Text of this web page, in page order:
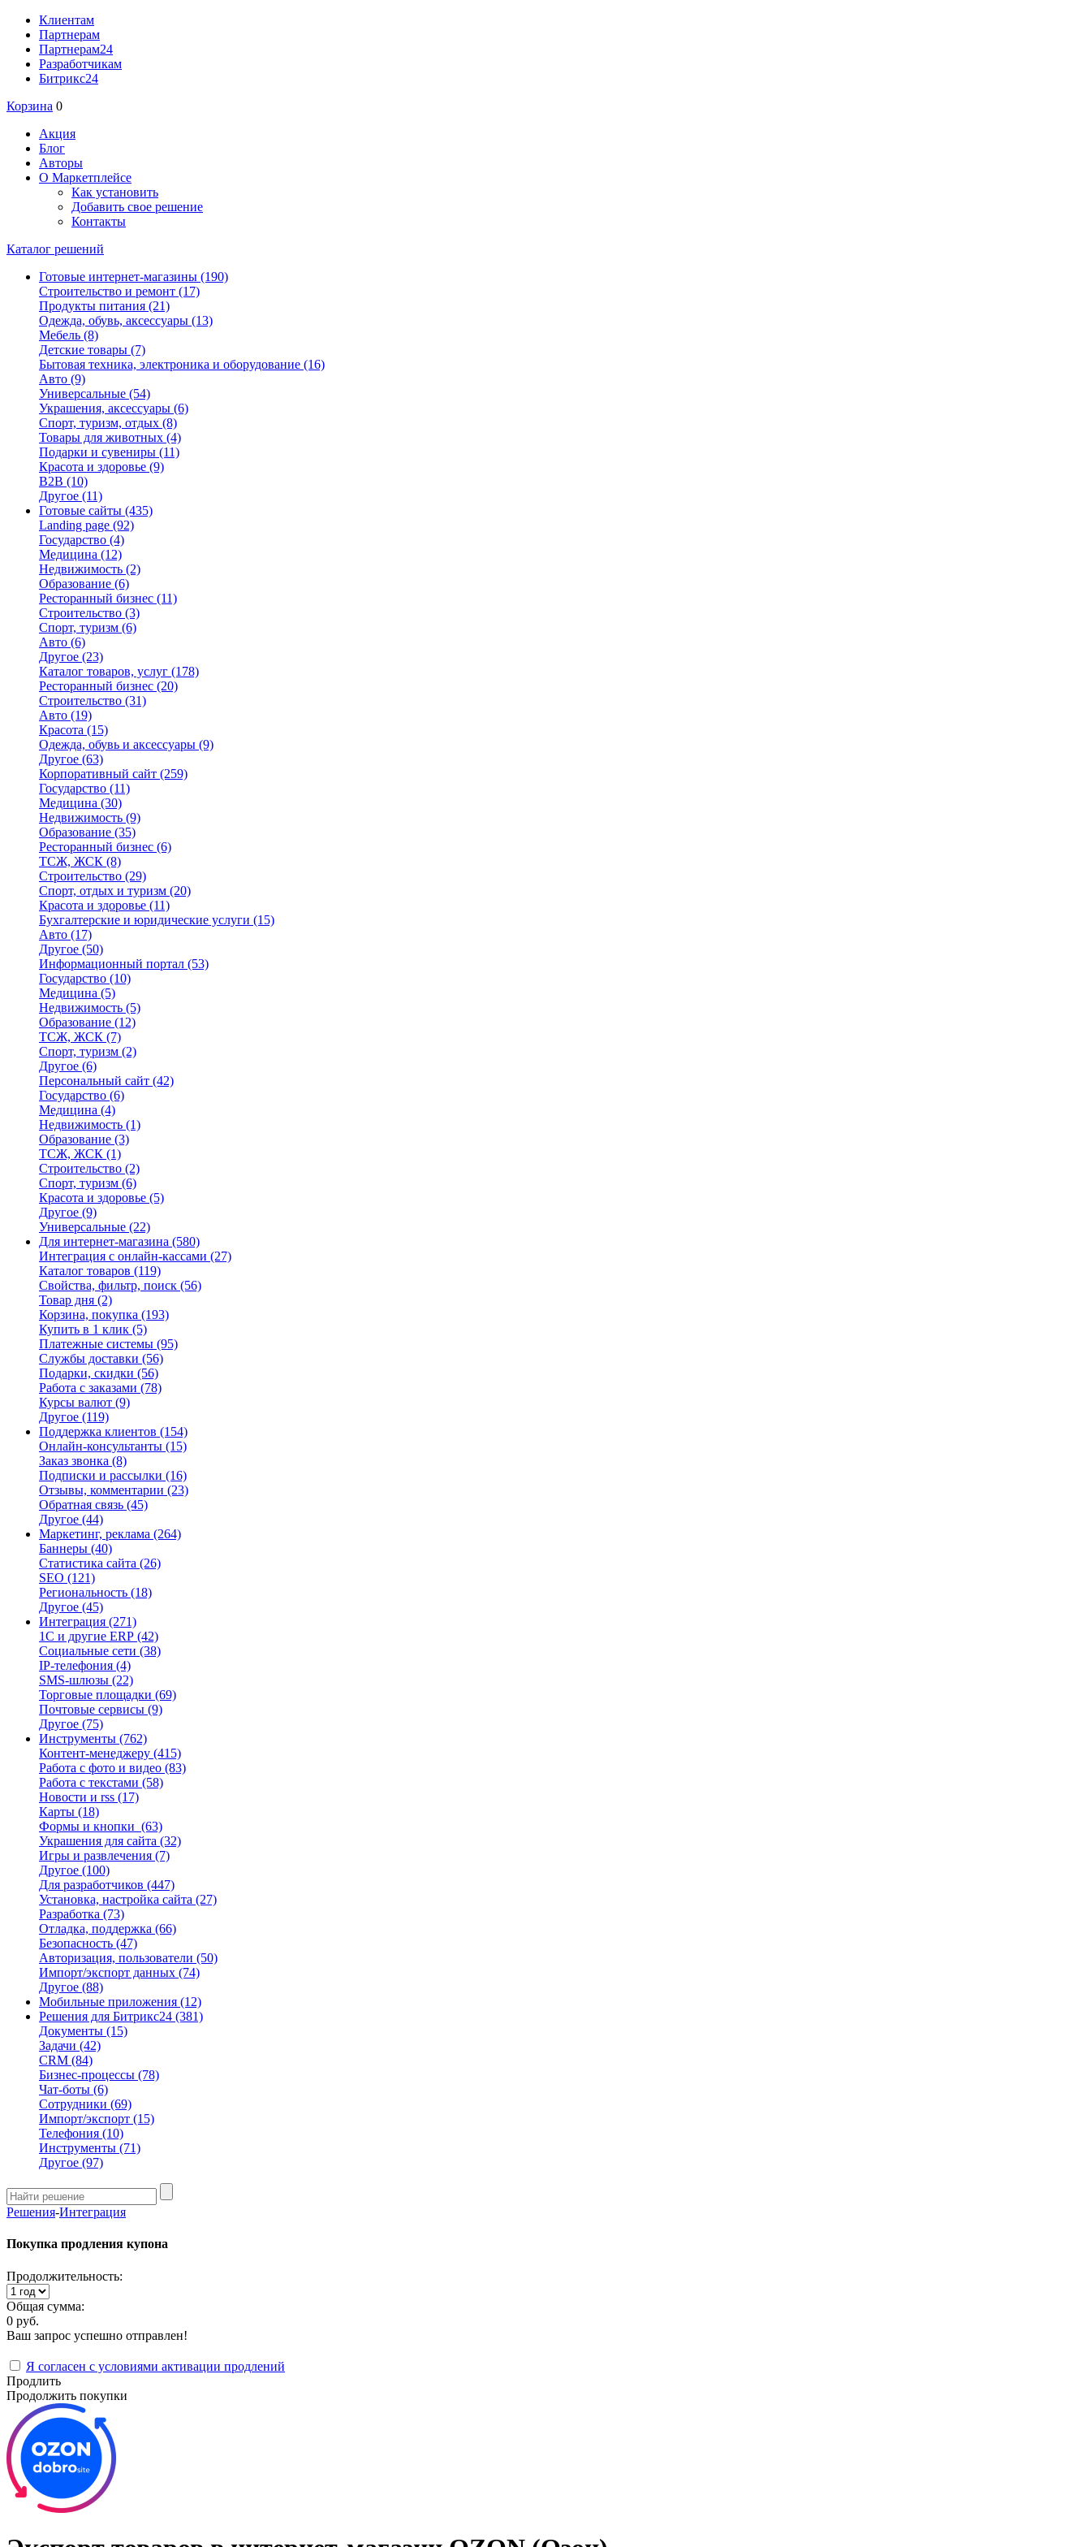
Клиентам
Партнерам
Партнерам24
Разработчикам
Битрикс24
Корзина 0
Акция
Блог
Авторы
О Маркетплейсе
Как установить
Добавить свое решение
Контакты
Каталог решений
Готовые интернет-магазины (190)
Строительство и ремонт (17)
Продукты питания (21)
Одежда, обувь, аксессуары (13)
Мебель (8)
Детские товары (7)
Бытовая техника, электроника и оборудование (16)
Авто (9)
Универсальные (54)
Украшения, аксессуары (6)
Спорт, туризм, отдых (8)
Товары для животных (4)
Подарки и сувениры (11)
Красота и здоровье (9)
B2B (10)
Другое (11)
Готовые сайты (435)
Landing page (92)
Государство (4)
Медицина (12)
Недвижимость (2)
Образование (6)
Ресторанный бизнес (11)
Строительство (3)
Спорт, туризм (6)
Авто (6)
Другое (23)
Каталог товаров, услуг (178)
Ресторанный бизнес (20)
Строительство (31)
Авто (19)
Красота (15)
Одежда, обувь и аксессуары (9)
Другое (63)
Корпоративный сайт (259)
Государство (11)
Медицина (30)
Недвижимость (9)
Образование (35)
Ресторанный бизнес (6)
ТСЖ, ЖСК (8)
Строительство (29)
Спорт, отдых и туризм (20)
Красота и здоровье (11)
Бухгалтерские и юридические услуги (15)
Авто (17)
Другое (50)
Информационный портал (53)
Государство (10)
Медицина (5)
Недвижимость (5)
Образование (12)
ТСЖ, ЖСК (7)
Спорт, туризм (2)
Другое (6)
Персональный сайт (42)
Государство (6)
Медицина (4)
Недвижимость (1)
Образование (3)
ТСЖ, ЖСК (1)
Строительство (2)
Спорт, туризм (6)
Красота и здоровье (5)
Другое (9)
Универсальные (22)
Для интернет-магазина (580)
Интеграция с онлайн-кассами (27)
Каталог товаров (119)
Свойства, фильтр, поиск (56)
Товар дня (2)
Корзина, покупка (193)
Купить в 1 клик (5)
Платежные системы (95)
Службы доставки (56)
Подарки, скидки (56)
Работа с заказами (78)
Курсы валют (9)
Другое (119)
Поддержка клиентов (154)
Онлайн-консультанты (15)
Заказ звонка (8)
Подписки и рассылки (16)
Отзывы, комментарии (23)
Обратная связь (45)
Другое (44)
Маркетинг, реклама (264)
Баннеры (40)
Статистика сайта (26)
SEO (121)
Региональность (18)
Другое (45)
Интеграция (271)
1С и другие ERP (42)
Социальные сети (38)
IP-телефония (4)
SMS-шлюзы (22)
Торговые площадки (69)
Почтовые сервисы (9)
Другое (75)
Инструменты (762)
Контент-менеджеру (415)
Работа с фото и видео (83)
Работа с текстами (58)
Новости и rss (17)
Карты (18)
Формы и кнопки (63)
Украшения для сайта (32)
Игры и развлечения (7)
Другое (100)
Для разработчиков (447)
Установка, настройка сайта (27)
Разработка (73)
Отладка, поддержка (66)
Безопасность (47)
Авторизация, пользователи (50)
Импорт/экспорт данных (74)
Другое (88)
Мобильные приложения (12)
Решения для Битрикс24 (381)
Документы (15)
Задачи (42)
CRM (84)
Бизнес-процессы (78)
Чат-боты (6)
Сотрудники (69)
Импорт/экспорт (15)
Телефония (10)
Инструменты (71)
Другое (97)
Решения-Интеграция
Покупка продления купона
Продолжительность:
Общая сумма:
0 руб.
Ваш запрос успешно отправлен!
Я согласен с условиями активации продлений
Продлить
Продолжить покупки